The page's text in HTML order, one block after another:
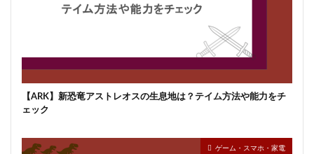
【ARK】新恐竜アストレオスの生息地は？テイム方法や能力をチ
ェック
ゲーム・スマホ・家電